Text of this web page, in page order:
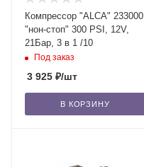
Компрессор "ALCA" 233000
"нон-стоп" 300 PSI, 12V,
21Бар, 3 в 1 /10
Под заказ
3 925 ₽/шт
В КОРЗИНУ